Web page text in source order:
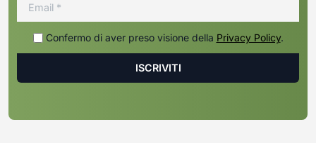
Confermo di aver preso visione della Privacy Policy.